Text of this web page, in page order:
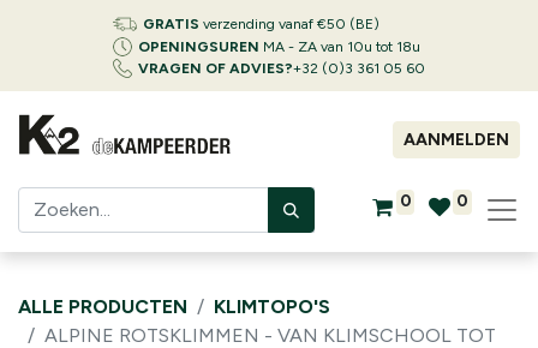
GRATIS verzending vanaf €50 (BE)
OPENINGSUREN MA - ZA van 10u tot 18u
VRAGEN OF ADVIES?+32 (0)3 361 05 60
AANMELDEN
0 0
ALLE PRODUCTEN
KLIMTOPO'S
ALPINE ROTSKLIMMEN - VAN KLIMSCHOOL TOT